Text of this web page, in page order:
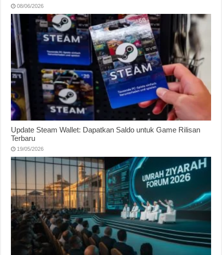
08/06/2026
Update Steam Wallet: Dapatkan Saldo untuk Game Rilisan
Terbaru
19/05/2026